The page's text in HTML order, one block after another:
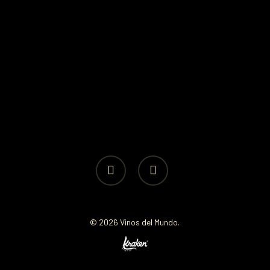
facebook instagram
© 2026 Vinos del Mundo.